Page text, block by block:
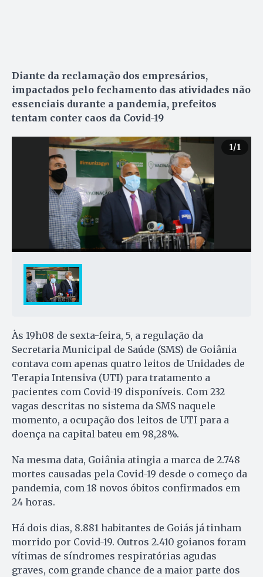
Diante da reclamação dos empresários,
impactados pelo fechamento das atividades não
essenciais durante a pandemia, prefeitos
tentam conter caos da Covid-19
1/1
Às 19h08 de sexta-feira, 5, a regulação da
Secretaria Municipal de Saúde (SMS) de Goiânia
contava com apenas quatro leitos de Unidades de
Terapia Intensiva (UTI) para tratamento a
pacientes com Covid-19 disponíveis. Com 232
vagas descritas no sistema da SMS naquele
momento, a ocupação dos leitos de UTI para a
doença na capital bateu em 98,28%.
Na mesma data, Goiânia atingia a marca de 2.748
mortes causadas pela Covid-19 desde o começo da
pandemia, com 18 novos óbitos confirmados em
24 horas.
Há dois dias, 8.881 habitantes de Goiás já tinham
morrido por Covid-19. Outros 2.410 goianos foram
vítimas de síndromes respiratórias agudas
graves, com grande chance de a maior parte dos